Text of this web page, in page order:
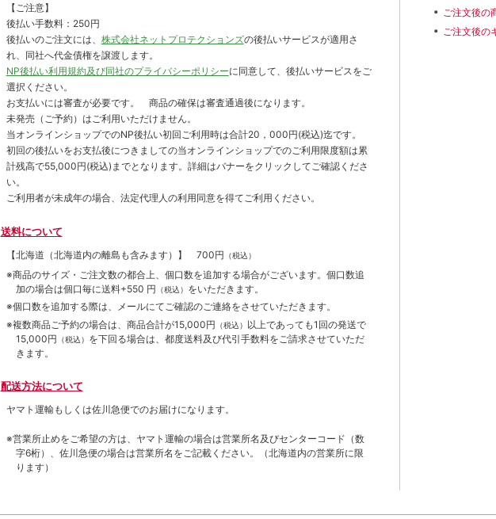
【ご注意】
後払い手数料：250円
後払いのご注文には、 株式会社ネットプロテクションズの後払いサービスが適用さ
れ、同社へ代金債権を譲渡します。
NP後払い利用規約及び同社のプライバシーポリシーに同意して、後払いサービスをご
選択ください。
お支払いには審査が必要です。 商品の確保は審査通過後になります。
未発売（ご予約）はご利用いただけません。
当オンラインショップでのNP後払い初回ご利用時は合計20，000円(税込)迄です。
初回の後払いをお支払後につきましての当オンラインショップでのご利用限度額は累
計残高で55,000円(税込)までとなります。詳細はバナーをクリックしてご確認くださ
い。
ご利用者が未成年の場合、法定代理人の利用同意を得てご利用ください。
送料について
【北海道（北海道内の離島も含みます）】 700円 （税込）
※商品のサイズ・ご注文数の都合上、個口数を追加する場合がございます。個口数追
加の場合は個口毎に送料+550 円 （税込） をいただきます。
※個口数を追加する際は、メールにてご確認のご連絡をさせていただきます。
※複数商品ご予約の場合は、商品合計が15,000円 （税込） 以上であっても1回の発送で
15,000円 （税込） を下回る場合は、都度送料及び代引手数料をご請求させていただ
きます。
配送方法について
ヤマト運輸もしくは佐川急便でのお届けになります。
※営業所止めをご希望の方は、ヤマト運輸の場合は営業所名及びセンターコード（数
字6桁）、佐川急便の場合は営業所名をご記載ください。（北海道内の営業所に限
ります）
ご注文後の
ご注文後の